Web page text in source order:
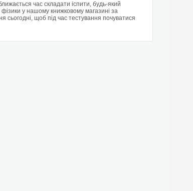
час складати іспити, будь-який
у нашому книжковому магазині за
сьогодні, щоб під час тестування почуватися